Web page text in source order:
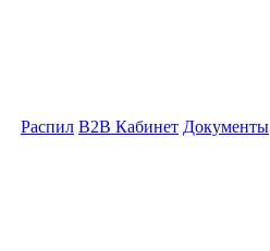
Распил B2B Кабинет Документы